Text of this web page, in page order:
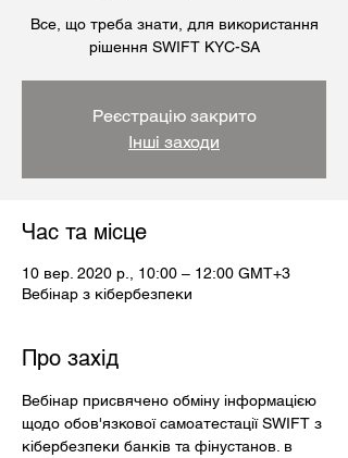
Все, що треба знати, для використання
рішення SWIFT KYC-SA
Реєстрацію закрито
Інші заходи
Час та місце
10 вер. 2020 р., 10:00 – 12:00 GMT+3
Вебінар з кібербезпеки
Про захід
Вебінар присвячено обміну інформацією
щодо обов'язкової самоатестації SWIFT з
кібербезпеки банків та фінустанов. в